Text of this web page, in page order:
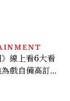
》線上看6大看
戲自備高訂，